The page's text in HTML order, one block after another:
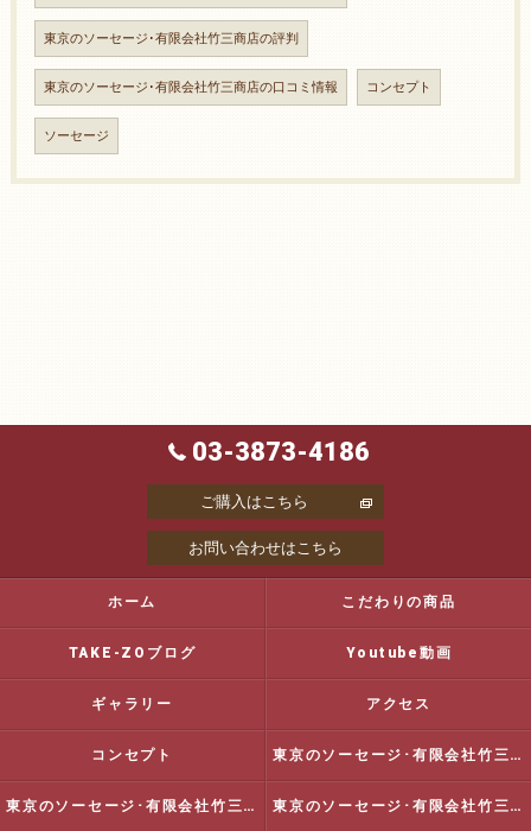
東京のソーセージ･有限会社竹三商店の評判
東京のソーセージ･有限会社竹三商店の口コミ情報 コンセプト
ソーセージ
03-3873-4186
お問い合わせはこちら
ご購入はこちら
ホーム こだわりの商品
TAKE-ZOブログ Youtube動画
ギャラリー アクセス
コンセプト 東京のソーセージ･有限会社竹三商店の口コミ情報
東京のソーセージ･有限会社竹三商店の評判 東京のソーセージ･有限会社竹三商店のお客様の声